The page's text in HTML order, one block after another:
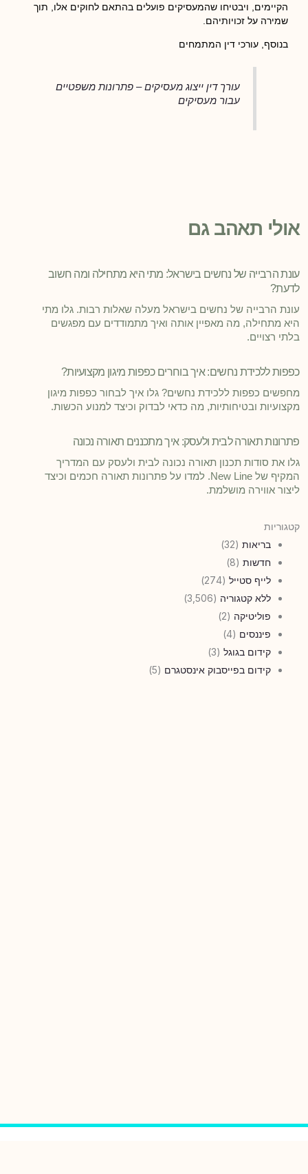
הקיימים, ויבטיחו שהמעסיקים פועלים בהתאם לחוקים אלו, תוך
שמירה על זכויותיהם.
בנוסף, עורכי דין המתמחים
עורך דין ייצוג מעסיקים – פתרונות משפטיים
עבור מעסיקים
אולי תאהב גם
עונת הרבייה של נחשים בישראל: מתי היא מתחילה ומה חשוב
לדעת?
עונת הרבייה של נחשים בישראל מעלה שאלות רבות. גלו מתי
היא מתחילה, מה מאפיין אותה ואיך מתמודדים עם מפגשים
בלתי רצויים.
כפפות ללכידת נחשים: איך בוחרים כפפות מיגון מקצועיות?
מחפשים כפפות ללכידת נחשים? גלו איך לבחור כפפות מיגון
מקצועיות ובטיחותיות, מה כדאי לבדוק וכיצד למנוע הכשות.
פתרונות תאורה לבית ולעסק: איך מתכננים תאורה נכונה
גלו את סודות תכנון תאורה נכונה לבית ולעסק עם המדריך
המקיף של New Line. למדו על פתרונות תאורה חכמים וכיצד
ליצור אווירה מושלמת.
קטגוריות
בריאות (32)
חדשות (8)
לייף סטייל (274)
ללא קטגוריה (3,506)
פוליטיקה (2)
פיננסים (4)
קידום בגוגל (3)
קידום בפייסבוק אינסטגרם (5)